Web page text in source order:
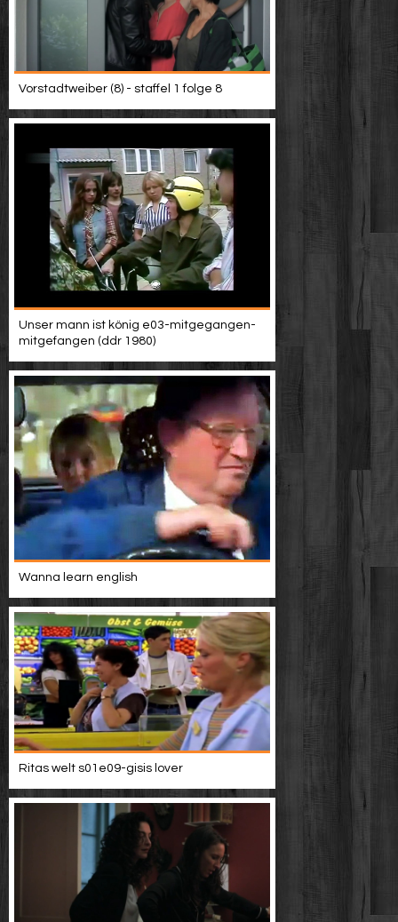
Vorstadtweiber (8) - staffel 1 folge 8
Unser mann ist könig e03-mitgegangen-
mitgefangen (ddr 1980)
Wanna learn english
Ritas welt s01e09-gisis lover